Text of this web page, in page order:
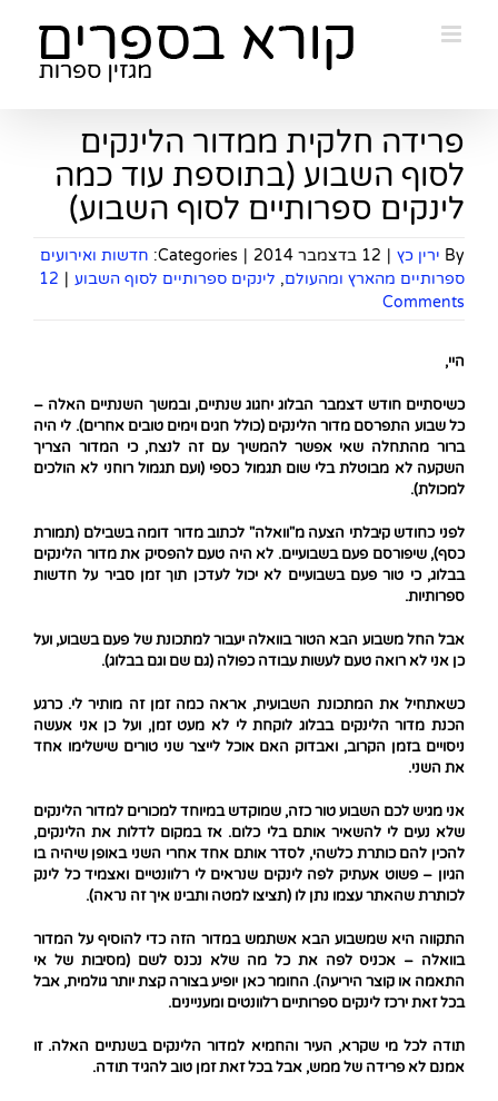
פרידה חלקית ממדור הלינקים
לסוף השבוע (בתוספת עוד כמה
לינקים ספרותיים לסוף השבוע)
By ירין כץ | 12 בדצמבר 2014 |
Categories: חדשות ואירועים
ספרותיים מהארץ ומהעולם, לינקים ספרותיים לסוף השבוע |
12
Comments
היי,
כשיסתיים חודש דצמבר הבלוג יחגוג שנתיים, ובמשך השנתיים האלה –
כל שבוע התפרסם מדור הלינקים (כולל חגים וימים טובים אחרים). לי היה
ברור מהתחלה שאי אפשר להמשיך עם זה לנצח, כי המדור הצריך
השקעה לא מבוטלת בלי שום תגמול כספי (ועם תגמול רוחני לא הולכים
למכולת).
לפני כחודש קיבלתי הצעה מ"וואלה" לכתוב מדור דומה בשבילם (תמורת
כסף), שיפורסם פעם בשבועיים. לא היה טעם להפסיק את מדור הלינקים
בבלוג, כי טור פעם בשבועיים לא יכול לעדכן תוך זמן סביר על חדשות
ספרותיות.
אבל החל משבוע הבא הטור בוואלה יעבור למתכונת של פעם בשבוע, ועל
כן אני לא רואה טעם לעשות עבודה כפולה (גם שם וגם בבלוג).
כשאתחיל את המתכונת השבועית, אראה כמה זמן זה מותיר לי. כרגע
הכנת מדור הלינקים בבלוג לוקחת לי לא מעט זמן, ועל כן אני אעשה
ניסויים בזמן הקרוב, ואבדוק האם אוכל לייצר שני טורים שישלימו אחד
את השני.
אני מגיש לכם השבוע טור כזה, שמוקדש במיוחד למכורים למדור הלינקים
שלא נעים לי להשאיר אותם בלי כלום. אז במקום לדלות את הלינקים,
להכין להם כותרת כלשהי, לסדר אותם אחד אחרי השני באופן שיהיה בו
הגיון – פשוט אעתיק לפה לינקים שנראים לי רלוונטיים ואצמיד כל לינק
לכותרת שהאתר עצמו נתן לו (תציצו למטה ותבינו איך זה נראה).
התקווה היא שמשבוע הבא אשתמש במדור הזה כדי להוסיף על המדור
בוואלה – אכניס לפה את כל מה שלא נכנס לשם (מסיבות של אי
התאמה או קוצר היריעה). החומר כאן יופיע בצורה קצת יותר גולמית, אבל
בכל זאת ירכז לינקים ספרותיים רלוונטים ומעניינים.
תודה לכל מי שקרא, העיר והחמיא למדור הלינקים בשנתיים האלה. זו
אמנם לא פרידה של ממש, אבל בכל זאת זמן טוב להגיד תודה.